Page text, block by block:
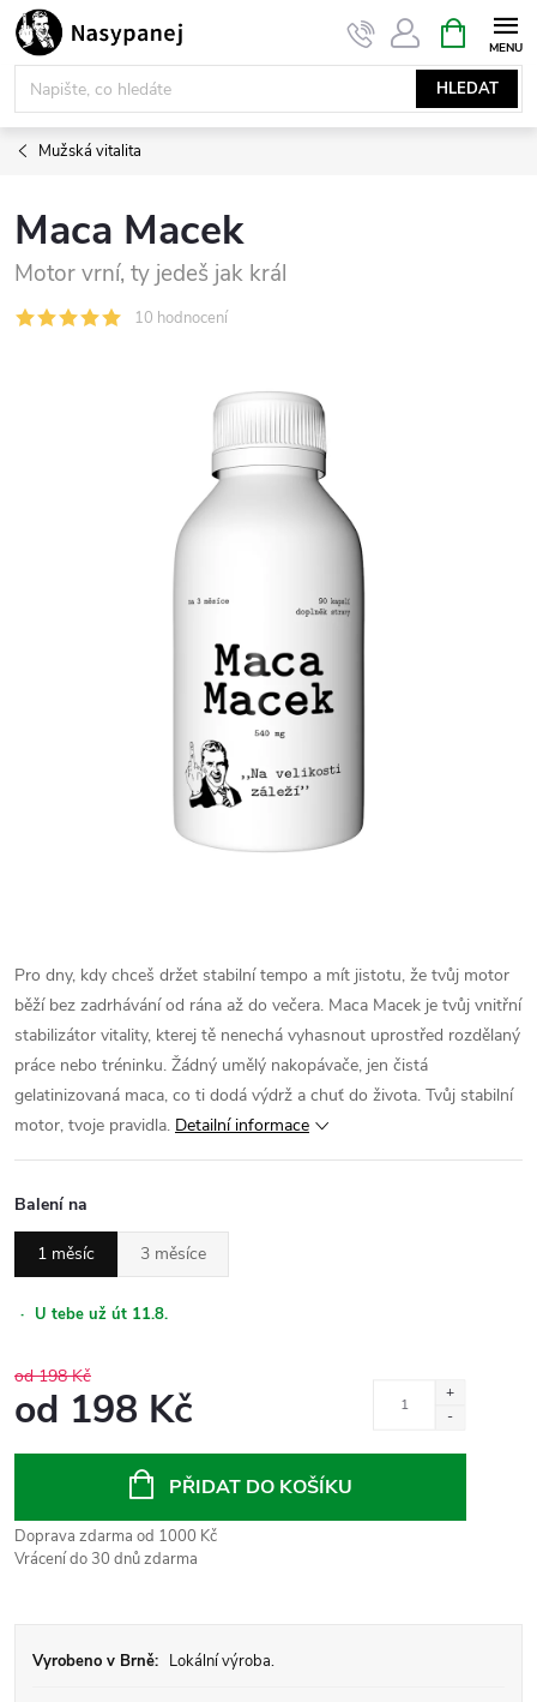
Přejít
na
obsah
HLEDAT
NÁKUPNÍ
KOŠÍK
Mužská vitalita
Maca Macek
Motor vrní, ty jedeš jak král
10 hodnocení
Pro dny, kdy chceš držet stabilní tempo a mít jistotu, že tvůj motor
běží bez zadrhávání od rána až do večera. Maca Macek je tvůj vnitřní
stabilizátor vitality, kterej tě nenechá vyhasnout uprostřed rozdělaný
práce nebo tréninku. Žádný umělý nakopávače, jen čistá
gelatinizovaná maca, co ti dodá výdrž a chuť do života. Tvůj stabilní
motor, tvoje pravidla. Detailní informace
Balení na
1 měsíc 3 měsíce
· U tebe už út 11.8.
od 198 Kč
od 198 Kč
PŘIDAT DO KOŠÍKU
Doprava zdarma od 1000 Kč
Vrácení do 30 dnů zdarma
Vyrobeno v Brně: Lokální výroba.